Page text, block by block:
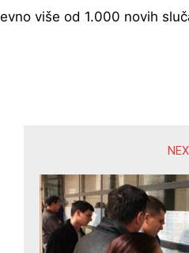
više od 1.000 novih